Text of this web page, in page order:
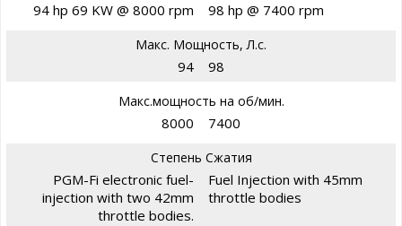
94 hp 69 KW @ 8000 rpm 98 hp @ 7400 rpm
Макс. Мощность, Л.с.
94 98
Макс.мощность на об/мин.
8000 7400
Степень Сжатия
PGM-Fi electronic fuel-
injection with two 42mm
throttle bodies.
Fuel Injection with 45mm
throttle bodies